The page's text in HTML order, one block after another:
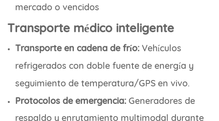
mercado o vencidos
Transporte médico inteligente
Transporte en cadena de frío: Vehículos
refrigerados con doble fuente de energía y
seguimiento de temperatura/GPS en vivo.
Protocolos de emergencia: Generadores de
respaldo y enrutamiento multimodal durante